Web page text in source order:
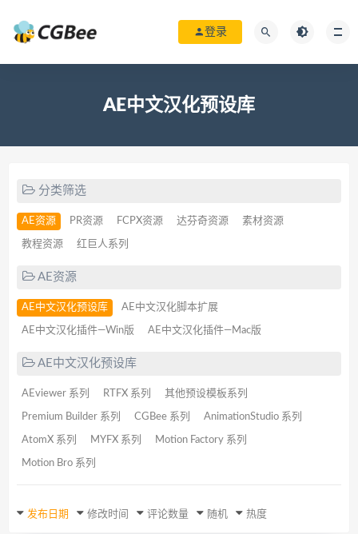
登录
AE中文汉化预设库
分类筛选
AE资源 PR资源 FCPX资源 达芬奇资源 素材资源
教程资源 红巨人系列
AE资源
AE中文汉化预设库 AE中文汉化脚本扩展
AE中文汉化插件—Win版 AE中文汉化插件—Mac版
AE中文汉化预设库
AEviewer 系列 RTFX 系列 其他预设模板系列
Premium Builder 系列 CGBee 系列 AnimationStudio 系列
AtomX 系列 MYFX 系列 Motion Factory 系列
Motion Bro 系列
发布日期 修改时间 评论数量 随机 热度